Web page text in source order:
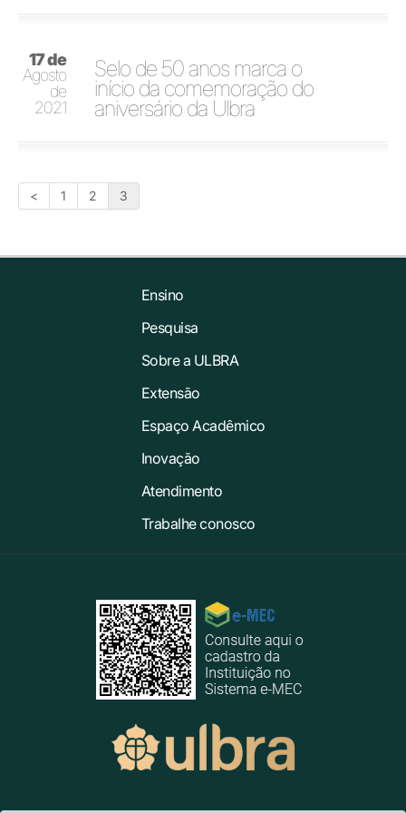
17 de
Agosto
de
2021
Selo de 50 anos marca o
início da comemoração do
aniversário da Ulbra
< 1 2 3
Ensino
Pesquisa
Sobre a ULBRA
Extensão
Espaço Acadêmico
Inovação
Atendimento
Trabalhe conosco